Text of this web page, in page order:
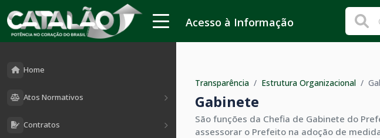
Home
Atos Normativos
Contratos
Acesso à Informação
Transparência / Estrutura Organizacional /
Gabinete
São funções da Chefia de Gabinete do
assessorar o Prefeito na adoção de